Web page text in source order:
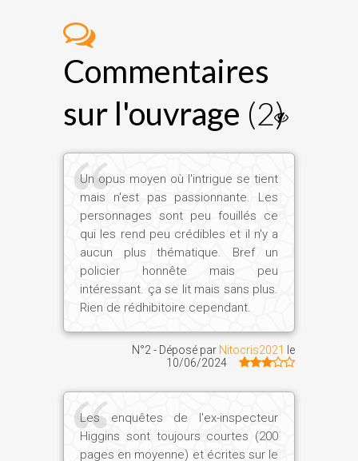
Commentaires
sur l'ouvrage (2)
Un opus moyen où l'intrigue se tient
mais n'est pas passionnante. Les
personnages sont peu fouillés ce
qui les rend peu crédibles et il n'y a
aucun plus thématique. Bref un
policier honnête mais peu
intéressant. ça se lit mais sans plus.
Rien de rédhibitoire cependant.
N°2 - Déposé par Nitocris2021
le
10/06/2024
Les enquêtes de l'ex-inspecteur
Higgins sont toujours courtes (200
pages en moyenne) et écrites sur le